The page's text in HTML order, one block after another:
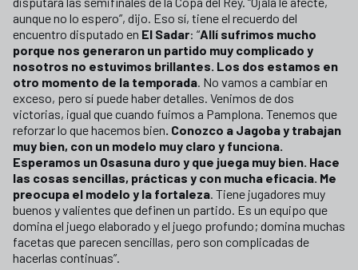
aunque no lo espero”, dijo. Eso sí, tiene el recuerdo del
encuentro disputado en El Sadar: “Allí sufrimos mucho
porque nos generaron un partido muy complicado y
nosotros no estuvimos brillantes. Los dos estamos en
otro momento de la temporada. No vamos a cambiar en
exceso, pero sí puede haber detalles. Venimos de dos
victorias, igual que cuando fuimos a Pamplona. Tenemos que
reforzar lo que hacemos bien. Conozco a Jagoba y trabajan
muy bien, con un modelo muy claro y funciona.
Esperamos un Osasuna duro y que juega muy bien. Hace
las cosas sencillas, prácticas y con mucha eficacia. Me
preocupa el modelo y la fortaleza. Tiene jugadores muy
buenos y valientes que definen un partido. Es un equipo que
domina el juego elaborado y el juego profundo; domina muchas
facetas que parecen sencillas, pero son complicadas de
hacerlas continuas”.